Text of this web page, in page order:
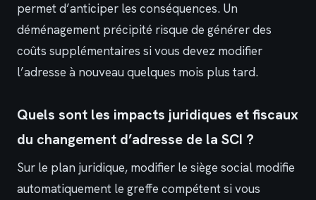
permet d’anticiper les conséquences. Un
déménagement précipité risque de générer des
coûts supplémentaires si vous devez modifier
l’adresse à nouveau quelques mois plus tard.
Quels sont les impacts juridiques et fiscaux
du changement d’adresse de la SCI ?
Sur le plan juridique, modifier le siège social modifie
automatiquement le greffe compétent si vous